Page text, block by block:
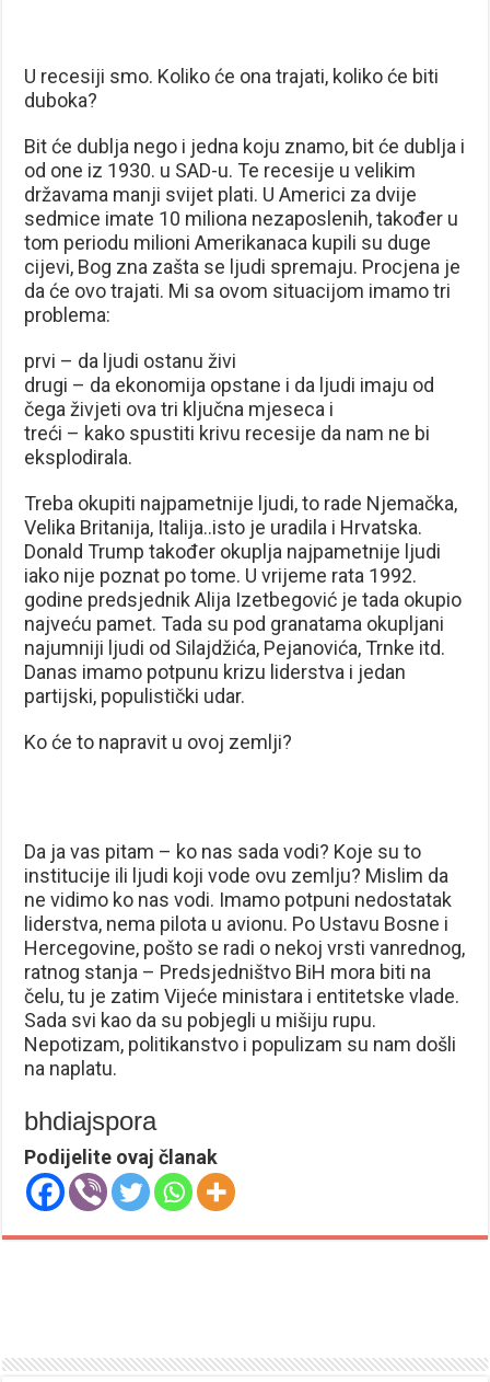
U recesiji smo. Koliko će ona trajati, koliko će biti
duboka?
Bit će dublja nego i jedna koju znamo, bit će dublja i
od one iz 1930. u SAD-u. Te recesije u velikim
državama manji svijet plati. U Americi za dvije
sedmice imate 10 miliona nezaposlenih, također u
tom periodu milioni Amerikanaca kupili su duge
cijevi, Bog zna zašta se ljudi spremaju. Procjena je
da će ovo trajati. Mi sa ovom situacijom imamo tri
problema:
prvi – da ljudi ostanu živi
drugi – da ekonomija opstane i da ljudi imaju od
čega živjeti ova tri ključna mjeseca i
treći – kako spustiti krivu recesije da nam ne bi
eksplodirala.
Treba okupiti najpametnije ljudi, to rade Njemačka,
Velika Britanija, Italija..isto je uradila i Hrvatska.
Donald Trump također okuplja najpametnije ljudi
iako nije poznat po tome. U vrijeme rata 1992.
godine predsjednik Alija Izetbegović je tada okupio
najveću pamet. Tada su pod granatama okupljani
najumniji ljudi od Silajdžića, Pejanovića, Trnke itd.
Danas imamo potpunu krizu liderstva i jedan
partijski, populistički udar.
Ko će to napravit u ovoj zemlji?
Da ja vas pitam – ko nas sada vodi? Koje su to
institucije ili ljudi koji vode ovu zemlju? Mislim da
ne vidimo ko nas vodi. Imamo potpuni nedostatak
liderstva, nema pilota u avionu. Po Ustavu Bosne i
Hercegovine, pošto se radi o nekoj vrsti vanrednog,
ratnog stanja – Predsjedništvo BiH mora biti na
čelu, tu je zatim Vijeće ministara i entitetske vlade.
Sada svi kao da su pobjegli u mišiju rupu.
Nepotizam, politikanstvo i populizam su nam došli
na naplatu.
bhdiajspora
Podijelite ovaj članak